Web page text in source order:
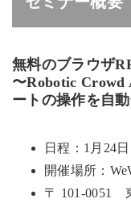
無料のブラウザ
〜Robotic Crowd
ートの操作を自
日程：1月24
開催場所：
〒 101-0051